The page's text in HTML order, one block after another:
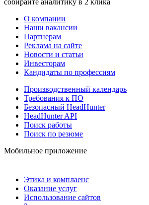
собирайте аналитику в 2 клика
О компании
Наши вакансии
Партнерам
Реклама на сайте
Новости и статьи
Инвесторам
Кандидаты по профессиям
Производственный календарь
Требования к ПО
Безопасный HeadHunter
HeadHunter API
Поиск работы
Поиск по резюме
Мобильное приложение
Этика и комплаенс
Оказание услуг
Использование сайтов